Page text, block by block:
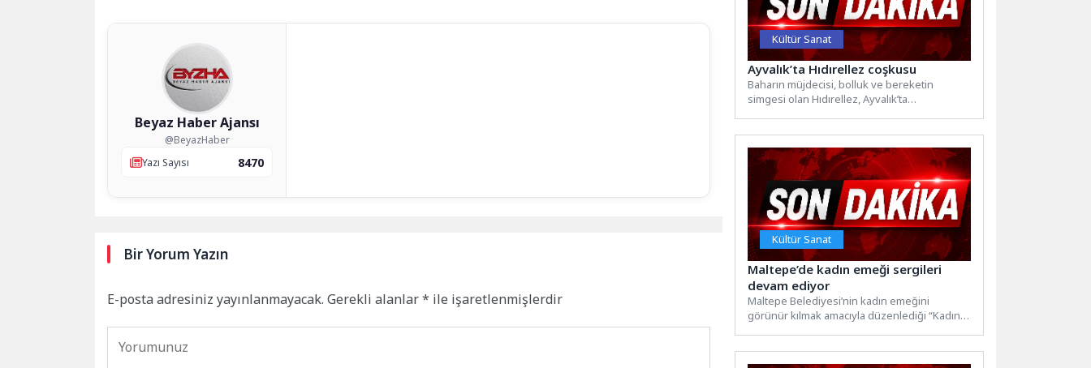
Beyaz Haber Ajansı
@BeyazHaber
Yazı Sayısı
8470
Bir Yorum Yazın
E-posta adresiniz yayınlanmayacak. Gerekli alanlar* ile işaretlenmişlerdir
Kültür Sanat
Ayvalık’ta Hıdırellez coşkusu
Baharın müjdecisi, bolluk ve bereketin
simgesi olan Hıdırellez, Ayvalık’ta
Kültür Sanat
Maltepe’de kadın emeği sergileri
devam ediyor
Maltepe Belediyesi’nin kadın emeğini
görünür kılmak amacıyla düzenlediği “Kadın